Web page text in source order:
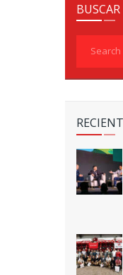
BUSCAR